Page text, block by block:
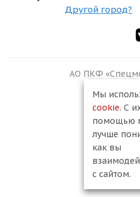
Другой город?
АО ПКФ
Мы
cookie. С
помощью
лучше
как вы
с сайтом.